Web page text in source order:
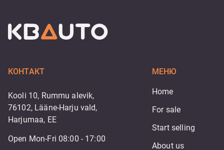
КОНТАКТ
Kooli 10, Rummu alevik,
76102, Lääne-Harju vald,
Harjumaa, EE
Open Mon-Fri 08:00 - 17:00
МЕНЮ
Home
For sale
Start selling
About us